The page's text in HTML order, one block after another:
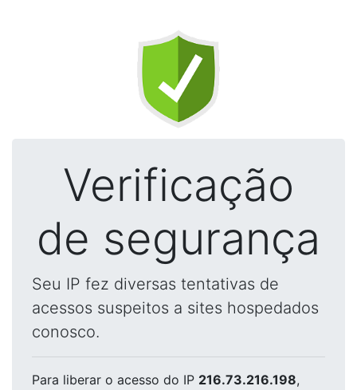
Verificação
de segurança
Seu IP fez diversas tentativas de
acessos suspeitos a sites hospedados
conosco.
Para liberar o acesso do IP 216.73.216.198,